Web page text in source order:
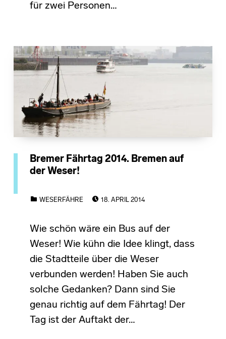
für zwei Personen…
Bremer Fährtag 2014. Bremen auf
der Weser!
WESERFÄHRE
18. APRIL 2014
Wie schön wäre ein Bus auf der
Weser! Wie kühn die Idee klingt, dass
die Stadtteile über die Weser
verbunden werden! Haben Sie auch
solche Gedanken? Dann sind Sie
genau richtig auf dem Fährtag! Der
Tag ist der Auftakt der…